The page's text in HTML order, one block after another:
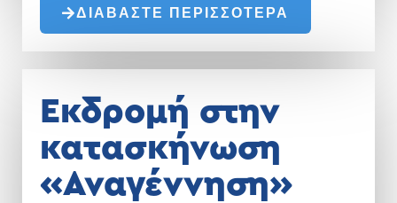
ΔΙΑΒΑΣΤΕ ΠΕΡΙΣΣΟΤΕΡΑ
Εκδρομή στην
κατασκήνωση
«Αναγέννηση»